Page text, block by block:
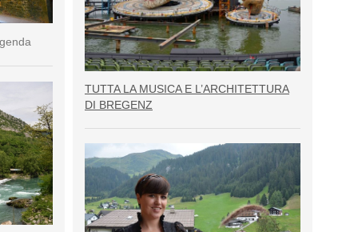
TUTTA LA MUSICA E L’ARCHITETTURA
DI BREGENZ